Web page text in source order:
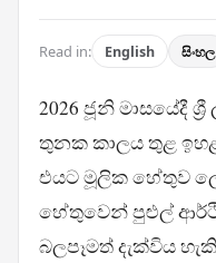
Read in: English සිංහල
2026 ජූනි මාසයේදී
තුනක කාලය තුළ
එයට මූලික හේතුව
හේතුවෙන් පුළුල්
බලපෑමත් දැක්විය